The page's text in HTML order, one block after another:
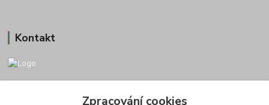
Kontakt
+420 775693830
Otevírací doba: PO-PÁ: 9:00-16:00 NUTNÁ REZERVACE
Zpracování cookies